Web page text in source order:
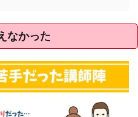
なかった